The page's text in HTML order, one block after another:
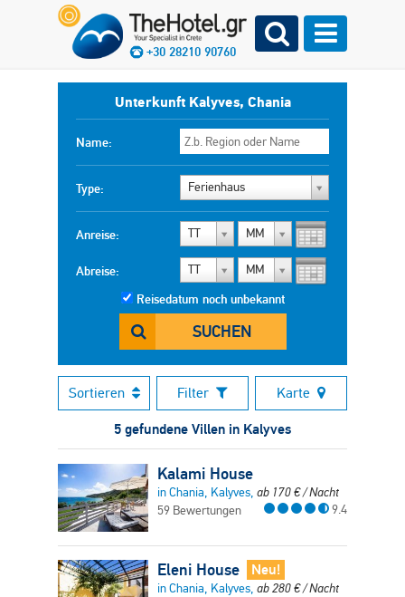
+30 28210 90760
Unterkunft Kalyves, Chania
Name:
Type: Ferienhaus
Anreise: TT MM
Abreise: TT MM
Reisedatum noch unbekannt
SUCHEN
Sortieren Filter Karte
5 gefundene Villen in Kalyves
Kalami House
in Chania, Kalyves, ab 170€/ Nacht
59 Bewertungen
9.4
Eleni House Neu!
in Chania, Kalyves, ab280€/ Nacht